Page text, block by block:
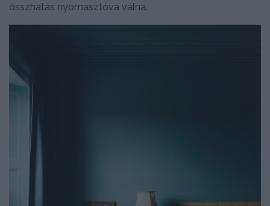
összhatás nyomasztóvá válna.